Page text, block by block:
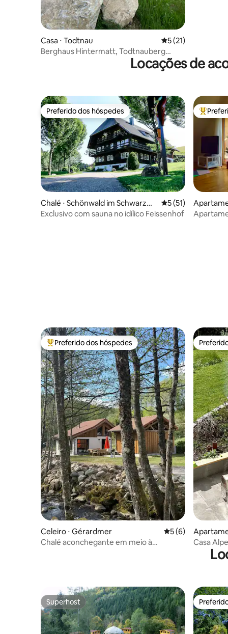
Casa ⋅ Todtnau 5 de uma avaliação
5 (21)
Berghaus Hintermatt, Todtnauberg
"Apartamento panorâmico"Locações de
Preferido dos hóspedes
Preferido dos hóspedes
Chalé ⋅ Schönwald im Schwarzwa
ld
5 de uma
5 (51)
Exclusivo com sauna no idílico Feissenhof
Entre
n im
Entre os melhores preferidos dos hóspedes
Preferido dos hóspedes
Celeiro ⋅ Gérardmer 5 de uma
5 (6)
Chalé aconchegante em meio à
Casa
Superhost
Superhost